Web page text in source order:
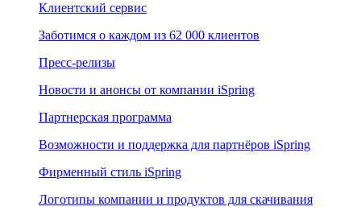
Клиентский сервис
Заботимся о каждом из 62 000 клиентов
Пресс-релизы
Новости и анонсы от компании iSpring
Партнерская программа
Возможности и поддержка для партнёров iSpring
Фирменный стиль iSpring
Логотипы компании и продуктов для скачивания